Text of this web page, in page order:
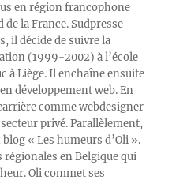
en région francophone
de la France. Sudpresse
il décide de suivre la
(1999-2002) à l’école
à Liège. Il enchaîne ensuite
développement web. En
comme webdesigner
privé. Parallèlement,
« Les humeurs d’Oli ».
régionales en Belgique qui
Oli commet ses